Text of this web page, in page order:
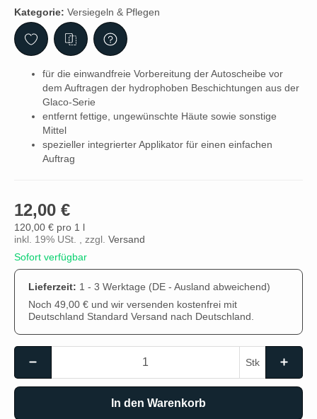
Kategorie: Versiegeln & Pflegen
für die einwandfreie Vorbereitung der Autoscheibe vor
dem Auftragen der hydrophoben Beschichtungen aus der
Glaco-Serie
entfernt fettige, ungewünschte Häute sowie sonstige
Mittel
spezieller integrierter Applikator für einen einfachen
Auftrag
12,00 €
120,00 € pro 1 l
inkl. 19% USt. , zzgl. Versand
Sofort verfügbar
Lieferzeit: 1 - 3 Werktage (DE - Ausland abweichend)
Noch 49,00 € und wir versenden kostenfrei mit
Deutschland Standard Versand nach Deutschland.
Stk
In den Warenkorb